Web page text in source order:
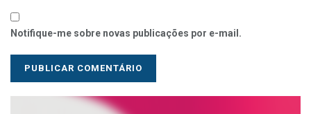
Notifique-me sobre novas publicações por e-mail.